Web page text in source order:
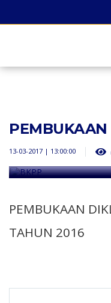
13-03-2017 | 13:00:00
PEMBUKAAN
TAHUN 2016